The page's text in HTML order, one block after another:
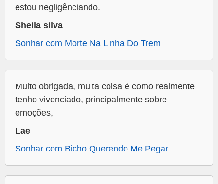
estou negligênciando.
Sheila silva
Sonhar com Morte Na Linha Do Trem
Muito obrigada, muita coisa é como realmente
tenho vivenciado, principalmente sobre
emoções,
Lae
Sonhar com Bicho Querendo Me Pegar